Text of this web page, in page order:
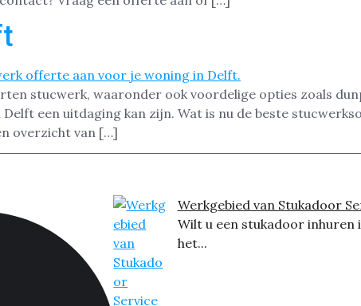
stucwerk, waaronder ook voordelige opties zoals
een uitdaging kan zijn. Wat is nu de beste
overzicht van […]
Werkgebied van Stukadoor
Wilt u een stukadoor inhuren
het...